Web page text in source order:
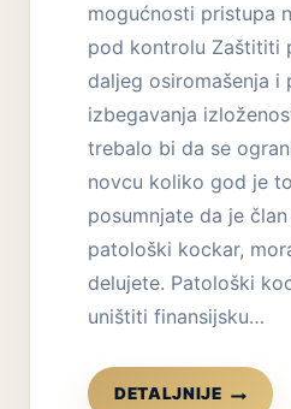
mogućnosti pristupa
pod kontrolu Zaštititi
daljeg osiromašenja i
izbegavanja
trebalo bi da se
novcu koliko god je
posumnjate da je
patološki kockar,
delujete. Patološki
uništiti finansijsku…
DETALJNIJE
ZAVISNOST